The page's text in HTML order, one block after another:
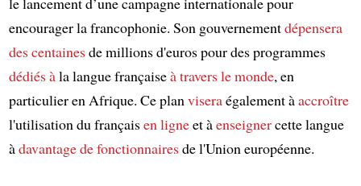
encourager la francophonie. Son gouvernementdépensera
des centainesde millions d'euros pour des programmes
dédiés àla langue françaiseà travers le monde, en
particulier en Afrique. Ce planviseraégalement àaccroître
l'utilisation du françaisen ligneet àenseignercette langue
àdavantage de fonctionnairesde l'Union européenne.